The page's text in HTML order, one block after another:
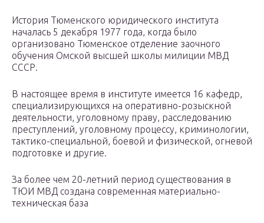
История Тюменского юридического института
началась 5 декабря 1977 года, когда было
организовано Тюменское отделение заочного
обучения Омской высшей школы милиции МВД
СССР.
В настоящее время в институте имеется 16 кафедр,
специализирующихся на оперативно-розыскной
деятельности, уголовному праву, расследованию
преступлений, уголовному процессу, криминологии,
тактико-специальной, боевой и физической, огневой
подготовке и другие.
За более чем 20-летний период существования в
ТЮИ МВД создана современная материально-
техническая база